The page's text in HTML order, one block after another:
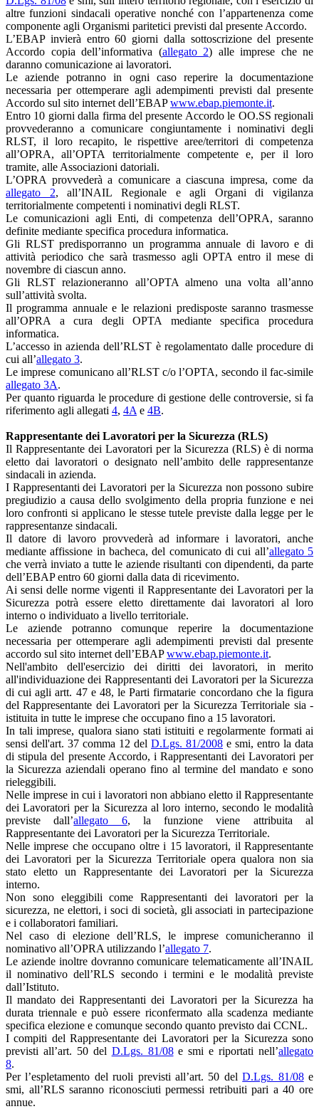
altre funzioni sindacali operative nonché con l’appartenenza come
componente agli Organismi paritetici previsti dal presente Accordo.
L’EBAP invierà entro 60 giorni dalla sottoscrizione del presente
Accordo copia dell’informativa (allegato 2) alle imprese che ne
daranno comunicazione ai lavoratori.
Le aziende potranno in ogni caso reperire la documentazione
necessaria per ottemperare agli adempimenti previsti dal presente
Accordo sul sito internet dell’EBAPwww.ebap.piemonte.it.
Entro 10 giorni dalla firma del presente Accordo le OO.SS regionali
provvederanno a comunicare congiuntamente i nominativi degli
RLST, il loro recapito, le rispettive aree/territori di competenza
all’OPRA, all’OPTA territorialmente competente e, per il loro
tramite, alle Associazioni datoriali.
L’OPRA provvederà a comunicare a ciascuna impresa, come da
allegato 2, all’INAIL Regionale e agli Organi di vigilanza
territorialmente competenti i nominativi degli RLST.
Le comunicazioni agli Enti, di competenza dell’OPRA, saranno
definite mediante specifica procedura informatica.
Gli RLST predisporranno un programma annuale di lavoro e di
attività periodico che sarà trasmesso agli OPTA entro il mese di
novembre di ciascun anno.
Gli RLST relazioneranno all’OPTA almeno una volta all’anno
sull’attività svolta.
Il programma annuale e le relazioni predisposte saranno trasmesse
all’OPRA a cura degli OPTA mediante specifica procedura
informatica.
L’accesso in azienda dell’RLST è regolamentato dalle procedure di
cui all’allegato 3.
Le imprese comunicano all’RLST c/o l’OPTA, secondo il fac-simile
allegato 3A.
Per quanto riguarda le procedure di gestione delle controversie, si fa
riferimento agli allegati 4, 4A e 4B.
Rappresentante dei Lavoratori per la Sicurezza (RLS)
Il Rappresentante dei Lavoratori per la Sicurezza (RLS) è di norma
eletto dai lavoratori o designato nell’ambito delle rappresentanze
sindacali in azienda.
I Rappresentanti dei Lavoratori per la Sicurezza non possono subire
pregiudizio a causa dello svolgimento della propria funzione e nei
loro confronti si applicano le stesse tutele previste dalla legge per le
rappresentanze sindacali.
Il datore di lavoro provvederà ad informare i lavoratori, anche
mediante affissione in bacheca, del comunicato di cui all’allegato 5
che verrà inviato a tutte le aziende risultanti con dipendenti, da parte
dell’EBAP entro 60 giorni dalla data di ricevimento.
Ai sensi delle norme vigenti il Rappresentante dei Lavoratori per la
Sicurezza potrà essere eletto direttamente dai lavoratori al loro
interno o individuato a livello territoriale.
Le aziende potranno comunque reperire la documentazione
necessaria per ottemperare agli adempimenti previsti dal presente
accordo sul sito internet dell’EBAPwww.ebap.piemonte.it.
Nell'ambito dell'esercizio dei diritti dei lavoratori, in merito
all'individuazione dei Rappresentanti dei Lavoratori per la Sicurezza
di cui agli artt. 47 e 48, le Parti firmatarie concordano che la figura
del Rappresentante dei Lavoratori per la Sicurezza Territoriale sia -
istituita in tutte le imprese che occupano fino a 15 lavoratori.
In tali imprese, qualora siano stati istituiti e regolarmente formati ai
sensi dell'art. 37 comma 12 del D.Lgs. 81/2008 e smi, entro la data
di stipula del presente Accordo, i Rappresentanti dei Lavoratori per
la Sicurezza aziendali operano fino al termine del mandato e sono
rieleggibili.
Nelle imprese in cui i lavoratori non abbiano eletto il Rappresentante
dei Lavoratori per la Sicurezza al loro interno, secondo le modalità
previste dall’allegato 6, la funzione viene attribuita al
Rappresentante dei Lavoratori per la Sicurezza Territoriale.
Nelle imprese che occupano oltre i 15 lavoratori, il Rappresentante
dei Lavoratori per la Sicurezza Territoriale opera qualora non sia
stato eletto un Rappresentante dei Lavoratori per la Sicurezza
interno.
Non sono eleggibili come Rappresentanti dei lavoratori per la
sicurezza, ne elettori, i soci di società, gli associati in partecipazione
e i collaboratori familiari.
Nel caso di elezione dell’RLS, le imprese comunicheranno il
nominativo all’OPRA utilizzando l’allegato 7.
Le aziende inoltre dovranno comunicare telematicamente all’INAIL
il nominativo dell’RLS secondo i termini e le modalità previste
dall’Istituto.
Il mandato dei Rappresentanti dei Lavoratori per la Sicurezza ha
durata triennale e può essere riconfermato alla scadenza mediante
specifica elezione e comunque secondo quanto previsto dai CCNL.
I compiti del Rappresentante dei Lavoratori per la Sicurezza sono
previsti all’art. 50 del D.Lgs. 81/08e smi e riportati nell’allegato
8.
Per l’espletamento del ruoli previsti all’art. 50 delD.Lgs. 81/08e
smi, all’RLS saranno riconosciuti permessi retribuiti pari a 40 ore
annue.